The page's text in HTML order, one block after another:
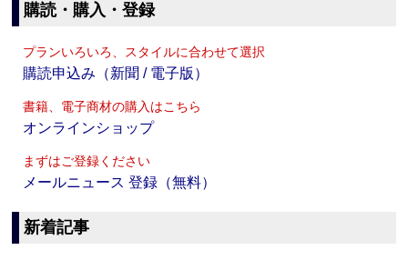
購読・購入・登録
プランいろいろ、スタイルに合わせて選択
購読申込み（新聞 / 電子版）
書籍、電子商材の購入はこちら
オンラインショップ
まずはご登録ください
メールニュース 登録（無料）
新着記事